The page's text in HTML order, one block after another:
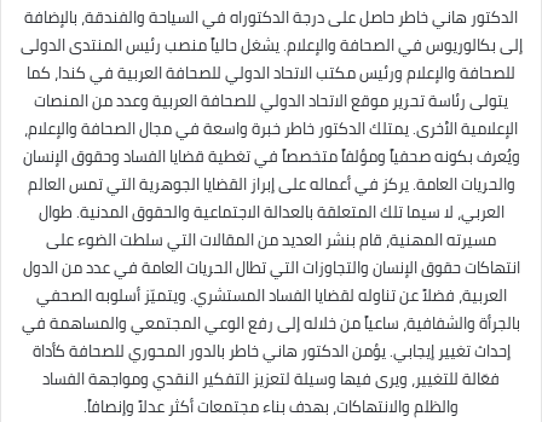
الدكتور هاني خاطر حاصل على درجة الدكتوراه في السياحة والفندقة، بالإضافة
إلى بكالوريوس في الصحافة والإعلام. يشغل حالياً منصب رئيس المنتدى الدولى
للصحافة والإعلام ورئيس مكتب الاتحاد الدولي للصحافة العربية في كندا، كما
يتولى رئاسة تحرير موقع الاتحاد الدولي للصحافة العربية وعدد من المنصات
الإعلامية الأخرى. يمتلك الدكتور خاطر خبرة واسعة في مجال الصحافة والإعلام،
ويُعرف بكونه صحفياً ومؤلفاً متخصصاً في تغطية قضايا الفساد وحقوق الإنسان
والحريات العامة. يركز في أعماله على إبراز القضايا الجوهرية التي تمس العالم
العربي، لا سيما تلك المتعلقة بالعدالة الاجتماعية والحقوق المدنية. طوال
مسيرته المهنية، قام بنشر العديد من المقالات التي سلطت الضوء على
انتهاكات حقوق الإنسان والتجاوزات التي تطال الحريات العامة في عدد من الدول
العربية، فضلاً عن تناوله لقضايا الفساد المستشري. ويتميّز أسلوبه الصحفي
بالجرأة والشفافية، ساعياً من خلاله إلى رفع الوعي المجتمعي والمساهمة في
إحداث تغيير إيجابي. يؤمن الدكتور هاني خاطر بالدور المحوري للصحافة كأداة
فعّالة للتغيير، ويرى فيها وسيلة لتعزيز التفكير النقدي ومواجهة الفساد
والظلم والانتهاكات، بهدف بناء مجتمعات أكثر عدلاً وإنصافاً.